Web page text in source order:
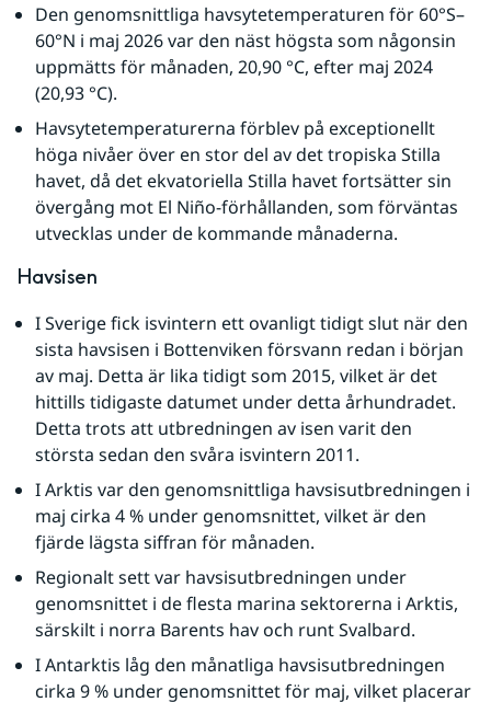
Den genomsnittliga havsytetemperaturen för 60°S–
60°N i maj 2026 var den näst högsta som någonsin
uppmätts för månaden, 20,90 °C, efter maj 2024
(20,93 °C).
Havsytetemperaturerna förblev på exceptionellt
höga nivåer över en stor del av det tropiska Stilla
havet, då det ekvatoriella Stilla havet fortsätter sin
övergång mot El Niño-förhållanden, som förväntas
utvecklas under de kommande månaderna.
Havsisen
I Sverige fick isvintern ett ovanligt tidigt slut när den
sista havsisen i Bottenviken försvann redan i början
av maj. Detta är lika tidigt som 2015, vilket är det
hittills tidigaste datumet under detta århundradet.
Detta trots att utbredningen av isen varit den
största sedan den svåra isvintern 2011.
I Arktis var den genomsnittliga havsisutbredningen i
maj cirka 4 % under genomsnittet, vilket är den
fjärde lägsta siffran för månaden.
Regionalt sett var havsisutbredningen under
genomsnittet i de flesta marina sektorerna i Arktis,
särskilt i norra Barents hav och runt Svalbard.
I Antarktis låg den månatliga havsisutbredningen
cirka 9 % under genomsnittet för maj, vilket placerar